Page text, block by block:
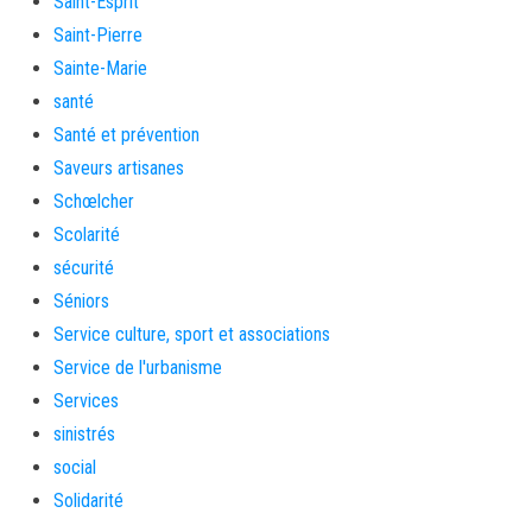
Saint-Pierre
Sainte-Marie
santé
Santé et prévention
Saveurs artisanes
Schœlcher
Scolarité
sécurité
Séniors
Service culture, sport et associations
Service de l'urbanisme
Services
sinistrés
social
Solidarité